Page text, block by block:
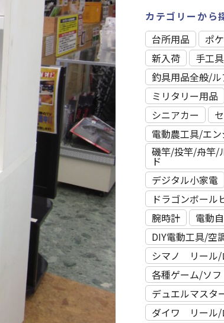
カテゴリーから
台所用品
ポ
新入荷
⼿⼯
釣具用品全般/
ミリタリー用品
シニアカー
電動農工具/エ
磯竿/投竿/舟竿/
ド
デジタル小家電
ドラゴンボール
腕時計
電動
DIY電動工具/空
シマノ リール/
各種ゲーム/ソフ
デュエルマスタ
ダイワ リール/